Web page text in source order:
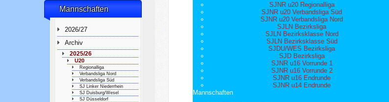
Mannschaften
2026/27
Archiv
2025/26
U20
Regionalliga
Verbandsliga Nord
Verbandsliga Süd
SJ Linker Niederrhein
SJ Duisburg/Wesel
SJ Düsseldorf
SJNR u20 Regionalliga
SJNR u20 Verbandsliga Süd
SJNR u20 Verbandsliga Nord
SJLN Bezirksliga
SJLN Bezirksklasse Nord
SJLN Bezirksklasse Süd
SJDU/WES Bezirksliga
SJD Bezirksliga
SJNR u16 Vorrunde 1
SJNR u16 Vorrunde 2
SJNR u16 Endrunde
SJNR u14 Endrunde
Mannschaften